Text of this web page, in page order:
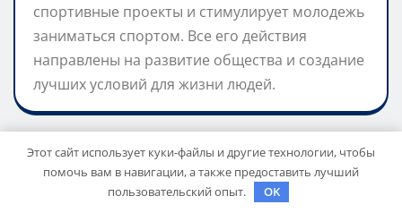
спортивные проекты и стимулирует молодежь
заниматься спортом. Все его действия
направлены на развитие общества и создание
лучших условий для жизни людей.
mining_broth
Этот сайт использует куки-файлы и другие технологии, чтобы
помочь вам в навигации, а также предоставить лучший
пользовательский опыт.
OK